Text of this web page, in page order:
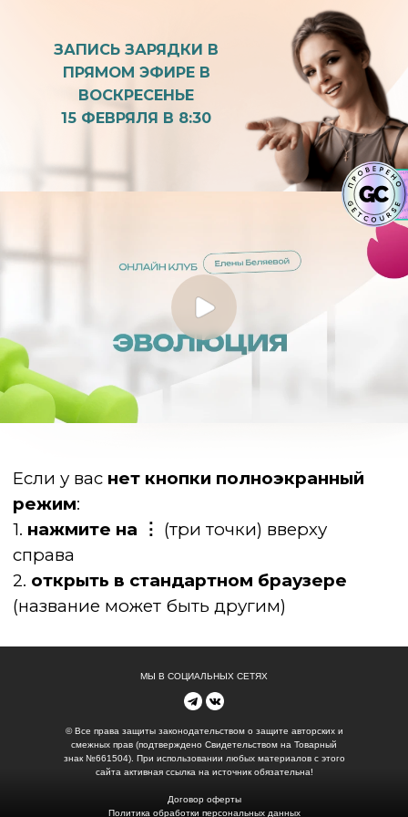
ПРЯМОМ ЭФИРЕ В
ВОСКРЕСЕНЬЕ
15 ФЕВРЯЛЯ В 8:30
Если у вас нет кнопки
режим :
1.нажмите на ⋮(три точки) вверху
(название может быть другим)
МЫ В СОЦИАЛЬНЫХ СЕТЯХ
© Все права защиты законодательством о защите авторских и
смежных прав (подтверждено Свидетельством на Товарный
знак №661504). При использовании любых материалов с этого
сайта активная ссылка на источник обязательна!
Договор оферты
Политика обработки персональных данных